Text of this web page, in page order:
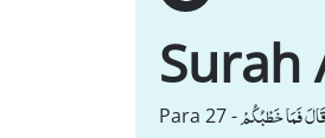
Surah
Para 27 -قَالَ فَمَا خَطْبُكُمْ